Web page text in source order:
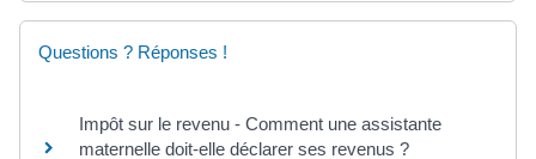
Questions ? Réponses !
Impôt sur le revenu - Comment une assistante
maternelle doit-elle déclarer ses revenus ?